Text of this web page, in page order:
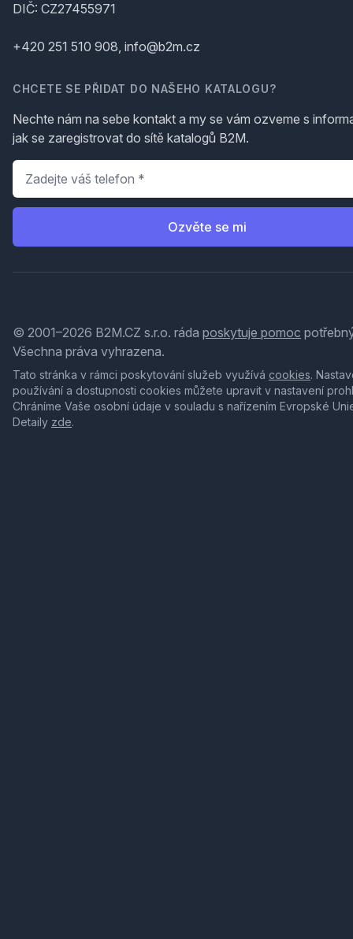
DIČ: CZ27455971
+420 251 510 908, info@b2m.cz
CHCETE SE PŘIDAT DO NAŠEHO KATALOGU?
Nechte nám na sebe kontakt a my se vám ozveme s
jak se zaregistrovat do sítě katalogů B2M.
Telefon
Ozvěte se mi
© 2001–2026 B2M.CZ s.r.o. ráda poskytuje pomoc
Všechna práva vyhrazena.
Tato stránka v rámci poskytování služeb využívá cookies.
používání a dostupnosti cookies můžete upravit v nastavení
Chráníme Vaše osobní údaje v souladu s nařízením Evropské
Detaily zde.